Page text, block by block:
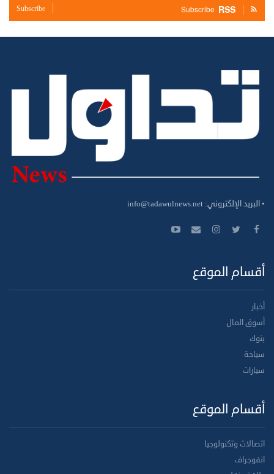
RSS
Subscribe
Subscribe
• البريد الإلكتروني: info@tadawulnews.net
أقسام الموقع
أخبار
أسوق المال
بنوك
سياحة
سيارات
أقسام الموقع
اتصالات وتكنولوجيا
انفوجراف